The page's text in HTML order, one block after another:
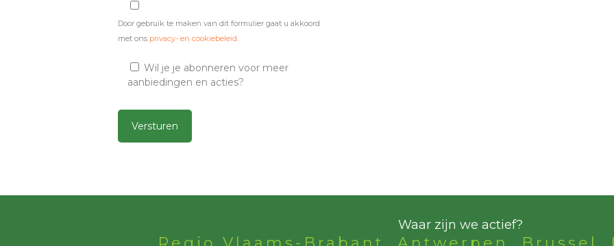
Door gebruik te maken van dit formulier gaat u akkoord
met ons privacy- en cookiebeleid
Wil je je abonneren voor meer
aanbiedingen en acties?
Waar zijn we actief?